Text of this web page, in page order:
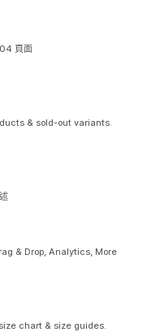
頁面
& sold-out variants.
& Drop, Analytics, More
chart & size guides.